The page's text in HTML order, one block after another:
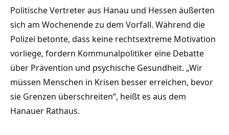
Politische Vertreter aus Hanau und Hessen äußerten
sich am Wochenende zu dem Vorfall. Während die
Polizei betonte, dass keine rechtsextreme Motivation
vorliege, fordern Kommunalpolitiker eine Debatte
über Prävention und psychische Gesundheit. „Wir
müssen Menschen in Krisen besser erreichen, bevor
sie Grenzen überschreiten“, heißt es aus dem
Hanauer Rathaus.